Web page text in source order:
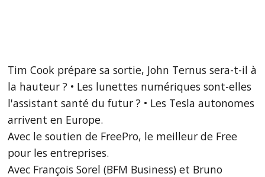
Tim Cook prépare sa sortie, John Ternus sera-t-il à
la hauteur ? • Les lunettes numériques sont-elles
l'assistant santé du futur ? • Les Tesla autonomes
arrivent en Europe.
Avec le soutien de FreePro, le meilleur de Free
pour les entreprises.
Avec François Sorel (BFM Business) et Bruno